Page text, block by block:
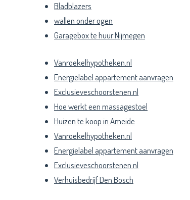
Bladblazers
wallen onder ogen
Garagebox te huur Nijmegen
Vanroekelhypotheken.nl
Energielabel appartement aanvragen
Exclusieveschoorstenen.nl
Hoe werkt een massagestoel
Huizen te koop in Ameide
Vanroekelhypotheken.nl
Energielabel appartement aanvragen
Exclusieveschoorstenen.nl
Verhuisbedrijf Den Bosch